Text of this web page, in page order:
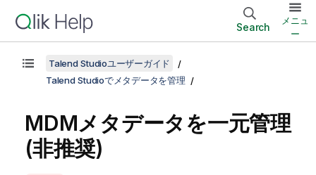
Search
メニュ
ー
Talend Studioユーザーガイド
Talend Studioでメタデータを管理
MDMメタデータを一元管理
(非推奨)